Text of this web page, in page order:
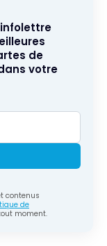
de
votre
contenus
de
moment.